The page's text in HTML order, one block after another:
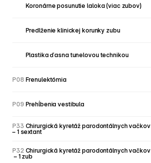
Koronárne posunutie laloka (viac zubov)
Predlženie klinickej korunky zubu
Plastika ďasna tunelovou technikou
P08 Frenulektómia
P09 Prehĺbenia vestibula
P33 Chirurgická kyretáž parodontálnych vačkov
– 1 sextant
P32 Chirurgická kyretáž parodontálnych vačkov
– 1 zub